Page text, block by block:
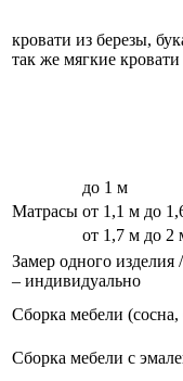
кровати из березы,
так же мягкие кровати
Матрасы
до 1 м
от 1,1 м до
от 1,7 м до 2
Замер одного изделия
– индивидуально
Сборка мебели (сосна,
Сборка мебели с